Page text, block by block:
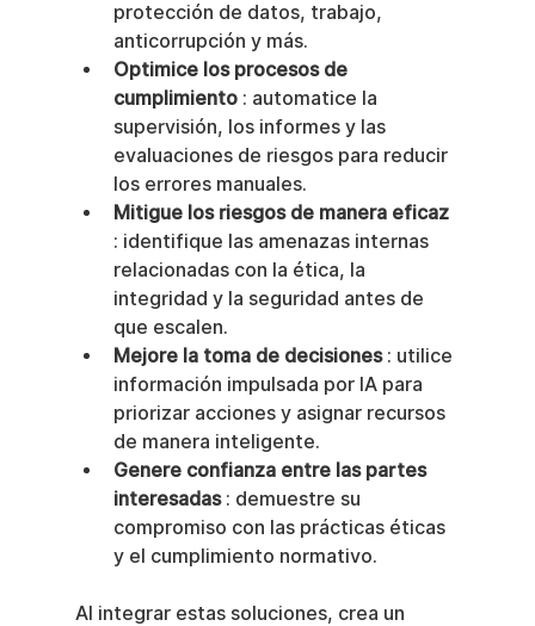
protección de datos, trabajo,
anticorrupción y más.
Optimice los procesos de
cumplimiento : automatice la
supervisión, los informes y las
evaluaciones de riesgos para reducir
los errores manuales.
Mitigue los riesgos de manera eficaz
: identifique las amenazas internas
relacionadas con la ética, la
integridad y la seguridad antes de
que escalen.
Mejore la toma de decisiones : utilice
información impulsada por IA para
priorizar acciones y asignar recursos
de manera inteligente.
Genere confianza entre las partes
interesadas : demuestre su
compromiso con las prácticas éticas
y el cumplimiento normativo.
Al integrar estas soluciones, crea un